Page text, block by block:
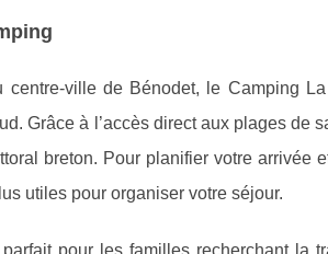
ville de Bénodet, le Camping La
Grâce à
l’accès direct aux plages de
breton. Pour planifier votre arrivée
utiles pour organiser votre séjour.
pour les familles recherchant la